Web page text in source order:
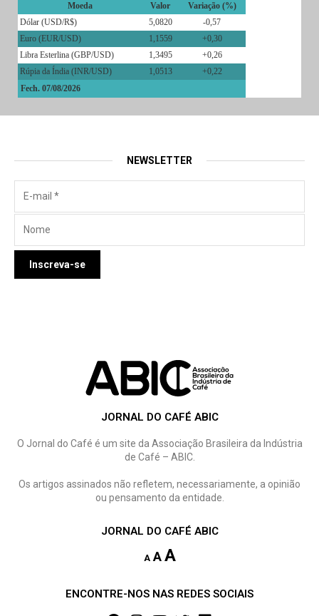
Moeda
Valor
Variação (%)
Dólar (USD/R$)
5,0820
-0,57
Euro (EUR/USD)
1,1559
+0,30
Libra Esterlina (GBP/USD)
1,3495
+0,26
Rúpia da Índia (INR/USD)
1,0513
+0,22
Fech. 07/08/2026
NEWSLETTER
JORNAL DO CAFÉ ABIC
O Jornal do Café é um site da Associação Brasileira da Indústria
de Café – ABIC.
Os artigos assinados não refletem, necessariamente, a opinião
ou pensamento da entidade.
JORNAL DO CAFÉ ABIC
A A A
ENCONTRE-NOS NAS REDES SOCIAIS